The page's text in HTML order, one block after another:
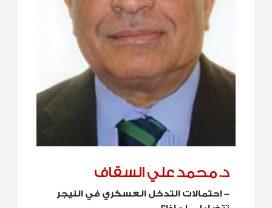
د. محمد علي السقاف
-احتمالات التدخل العسكري في النيجر